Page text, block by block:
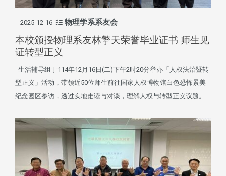
2025-12-16 物理学系系友会
本校颁授物理系友林擎天荣誉毕业证书 师生见
证转型正义
生活辅导组于114年12月16日(二)下午2时20分举办「人权法治暨转
型正义」活动，带领近50位师生前往国家人权博物馆白色恐怖景美
纪念园区参访，透过实地走读与对谈，理解人权与转型正义议题。